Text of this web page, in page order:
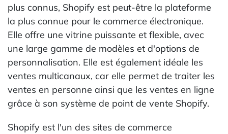
plus connus, Shopify est peut-être la plateforme
la plus connue pour le commerce électronique.
Elle offre une vitrine puissante et flexible, avec
une large gamme de modèles et d'options de
personnalisation. Elle est également idéale les
ventes multicanaux, car elle permet de traiter les
ventes en personne ainsi que les ventes en ligne
grâce à son système de point de vente Shopify.
Shopify est l'un des sites de commerce